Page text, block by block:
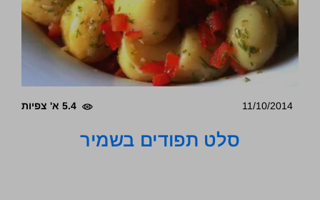
11/10/2014 5.4 א' צפיות
סלט תפודים בשמיר